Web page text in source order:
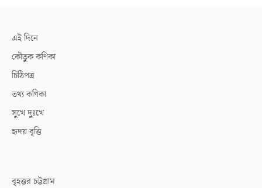
এই দিনে
কৌতুক কণিকা
চিঠিপত্র
তথ্য কণিকা
সুখে দুঃখে
হৃদয় বৃত্তি
বৃহত্তর চট্টগ্রাম